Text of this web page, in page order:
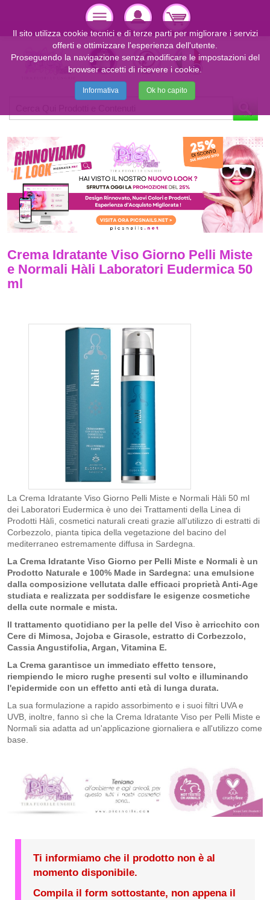
Crema Idratante Viso Giorno Pelli Miste
e Normali Hàli Laboratori Eudermica 50
ml
La Crema Idratante Viso Giorno Pelli Miste e Normali Hàli 50 ml
dei Laboratori Eudermica è uno dei Trattamenti della Linea di
Prodotti Hàlì, cosmetici naturali creati grazie all'utilizzo di estratti di
Corbezzolo, pianta tipica della vegetazione del bacino del
mediterraneo estremamente diffusa in Sardegna.
La Crema Idratante Viso Giorno per Pelli Miste e Normali è un
Prodotto Naturale e 100% Made in Sardegna: una emulsione
dalla composizione vellutata dalle efficaci proprietà Anti-Age
studiata e realizzata per soddisfare le esigenze cosmetiche
della cute normale e mista.
Il trattamento quotidiano per la pelle del Viso è arricchito con
Cere di Mimosa, Jojoba e Girasole, estratto di Corbezzolo,
Cassia Angustifolia, Argan, Vitamina E.
La Crema garantisce un immediato effetto tensore,
riempiendo le micro rughe presenti sul volto e illuminando
l'epidermide con un effetto anti età di lunga durata.
La sua formulazione a rapido assorbimento e i suoi filtri UVA e
UVB, inoltre, fanno sì che la Crema Idratante Viso per Pelli Miste e
Normali sia adatta ad un'applicazione giornaliera e all'utilizzo come
base.
Ti informiamo che il prodotto non è al
momento disponibile.
Compila il form sottostante, non appena il
Il sito utilizza cookie tecnici e di terze parti per migliorare i servizi
offerti e ottimizzare l'esperienza dell'utente.
Proseguendo la navigazione senza modificare le impostazioni del
browser accetti di ricevere i cookie.
Informativa Ok ho capito